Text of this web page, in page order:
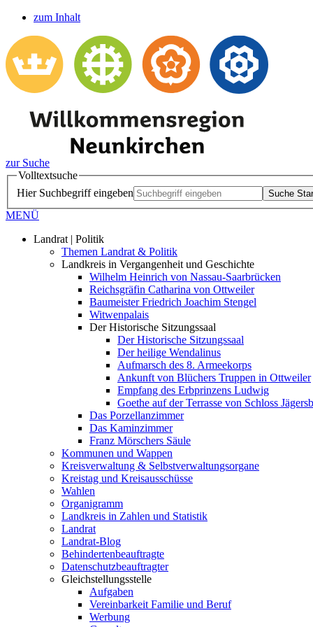
zum Inhalt
zur Suche
Volltextsuche
Hier Suchbegriff eingeben
Suche
MENÜ
Landrat | Politik
Themen Landrat & Politik
Landkreis in Vergangenheit und Geschichte
Wilhelm Heinrich von Nassau-Saarbrücken
Reichsgräfin Catharina von Ottweiler
Baumeister Friedrich Joachim Stengel
Witwenpalais
Der Historische Sitzungssaal
Der Historische Sitzungssaal
Der heilige Wendalinus
Aufmarsch des 8. Armeekorps
Ankunft von Blüchers Truppen in Ottweiler
Empfang des Erbprinzens Ludwig
Goethe auf der Terrasse von Schloss
Das Porzellanzimmer
Das Kaminzimmer
Franz Mörschers Säule
Kommunen und Wappen
Kreisverwaltung & Selbstverwaltungsorgane
Kreistag und Kreisausschüsse
Wahlen
Organigramm
Landkreis in Zahlen und Statistik
Landrat
Landrat-Blog
Behindertenbeauftragte
Datenschutzbeauftragter
Gleichstellungsstelle
Aufgaben
Vereinbarkeit Familie und Beruf
Werbung